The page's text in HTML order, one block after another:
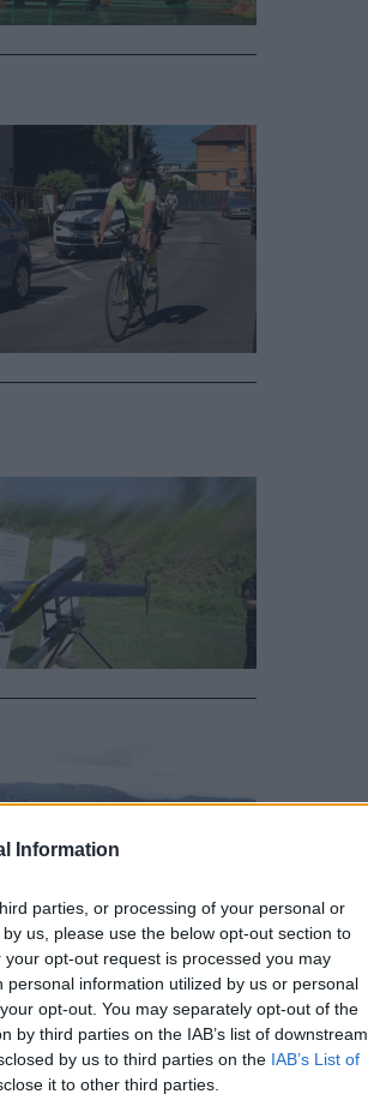
Information
parties, or processing of your personal or
us, please use the below opt-out section to
opt-out request is processed you may
information utilized by us or personal
opt-out. You may separately opt-out of the
by third parties on the IAB’s list of downstream
by us to third parties on the IAB’s List of
it to other third parties.